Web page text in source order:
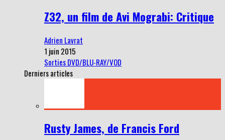
Z32, un film de Avi Mograbi: Critique
Adrien Lavrat
1 juin 2015
Sorties DVD/BLU-RAY/VOD
Derniers articles
Rusty James, de Francis Ford